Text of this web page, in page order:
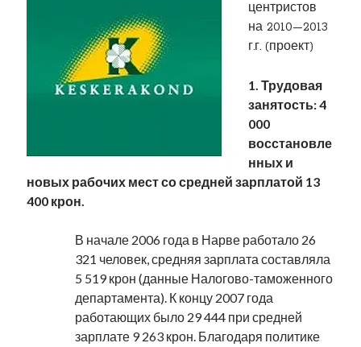
центристов
на 2010—2013
г.г. (проект)
1. Трудовая
занятость: 4
000
восстановле
нных и
новых рабочих мест со средней зарплатой 13
400 крон.
В начале 2006 года в Нарве работало 26
321 человек, средняя зарплата составляла
5 519 крон (данные Налогово-таможенного
департамента). К концу 2007 года
работающих было 29 444 при средней
зарплате 9 263 крон. Благодаря политике